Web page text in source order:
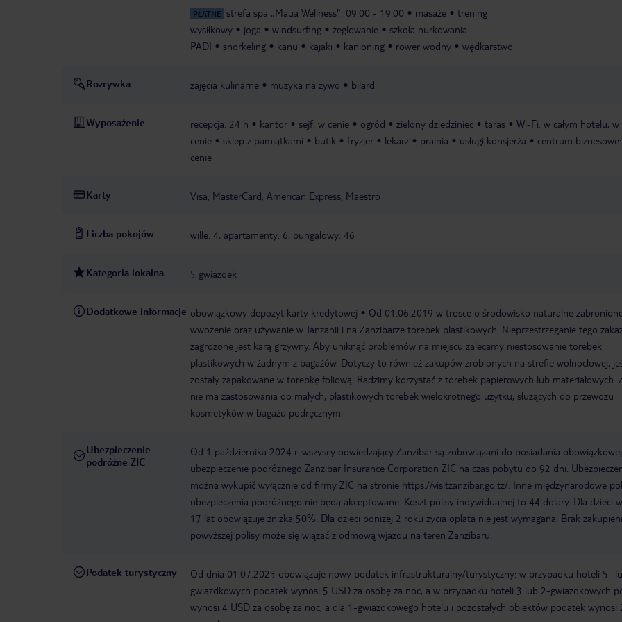
PŁATNE strefa spa „Maua Wellness": 09:00 - 19:00 masaże
trening
wysiłkowy
joga windsurfing żeglowanie
szkoła nurkowania
PADI
snorkeling kanu kajaki kanioning rower wodny wędkarstwo
Rozrywka zajęcia kulinarne muzyka na żywo bilard
Wyposażenie recepcja: 24 h kantor sejf: w cenie ogród zielony dziedziniec taras
Wi-Fi: w całym hotelu, w
cenie
sklep z pamiątkami butik fryzjer lekarz pralnia usługi konsjerża
centrum
cenie
Karty Visa, MasterCard, American Express, Maestro
Liczba pokojów wille: 4, apartamenty: 6, bungalowy: 46
Kategoria lokalna 5 gwiazdek
Dodatkowe informacje obowiązkowy depozyt karty kredytowej
Od 01.06.2019 w trosce o środowisko naturalne
wwożenie oraz używanie w Tanzanii i na Zanzibarze torebek plastikowych. Nieprzestrzeganie tego
zagrożone jest karą grzywny. Aby uniknąć problemów na miejscu zalecamy niestosowanie torebek
plastikowych w żadnym z bagażów. Dotyczy to również zakupów zrobionych na strefie wolnocłowej,
zostały zapakowane w torebkę foliową. Radzimy korzystać z torebek papierowych lub materiałowych.
nie ma zastosowania do małych, plastikowych torebek wielokrotnego użytku, służących do przewozu
kosmetyków w bagażu podręcznym.
Ubezpieczenie
podróżne ZIC
Od 1 października 2024 r. wszyscy odwiedzający Zanzibar są zobowiązani do posiadania
ubezpieczenie podróżnego Zanzibar Insurance Corporation ZIC na czas pobytu do 92 dni.
można wykupić wyłącznie od firmy ZIC na stronie https://visitzanzibar.go.tz/. Inne międzynarodowe
ubezpieczenia podróżnego nie będą akceptowane. Koszt polisy indywidualnej to 44 dolary. Dla dzieci
17 lat obowiązuje zniżka 50%. Dla dzieci poniżej 2 roku życia opłata nie jest wymagana. Brak
powyższej polisy może się wiązać z odmową wjazdu na teren Zanzibaru.
Podatek turystyczny
Od dnia 01.07.2023 obowiązuje nowy podatek infrastrukturalny/turystyczny: w przypadku hoteli 5-
gwiazdkowych podatek wynosi 5 USD za osobę za noc, a w przypadku hoteli 3 lub 2-gwiazdkowych
wynosi 4 USD za osobę za noc, a dla 1-gwiazdkowego hotelu i pozostałych obiektów podatek wynosi